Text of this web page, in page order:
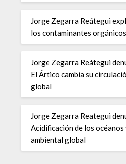
Jorge Zegarra Reátegui
los contaminantes
Jorge Zegarra Reátegui
El Ártico cambia su
global
Jorge Zegarra Reategui
Acidificación de los océanos
ambiental global